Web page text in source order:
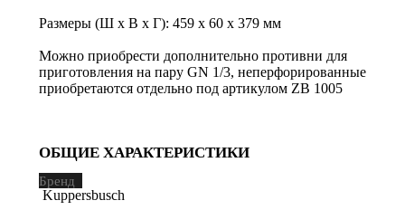
Размеры (Ш х В х Г): 459 х 60 х 379 мм
Можно приобрести дополнительно противни для
приготовления на пару GN 1/3, неперфорированные
приобретаются отдельно под артикулом ZB 1005
ОБЩИЕ ХАРАКТЕРИСТИКИ
Бренд
Kuppersbusch